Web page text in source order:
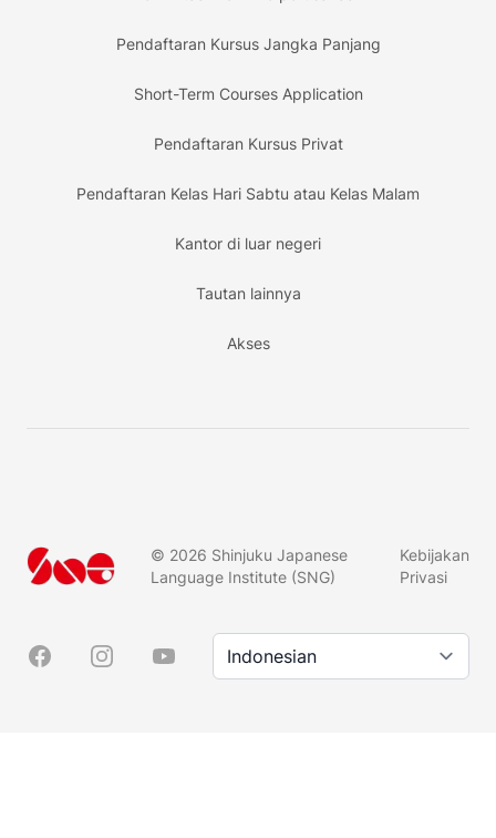
Pendaftaran Kursus Jangka Panjang
Short-Term Courses Application
Pendaftaran Kursus Privat
Pendaftaran Kelas Hari Sabtu atau Kelas Malam
Kantor di luar negeri
Tautan lainnya
Akses
© 2026 Shinjuku Japanese
Language Institute (SNG)
Kebijakan
Privasi
FacebookInstagramYouTubeBahasa